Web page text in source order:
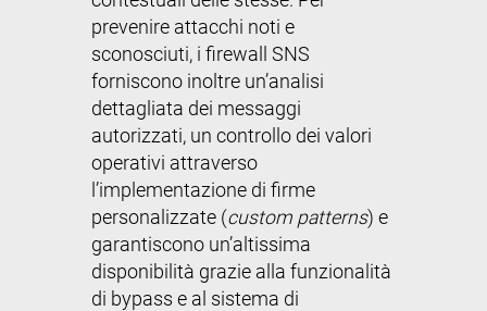
prevenire attacchi noti e
sconosciuti, i firewall SNS
forniscono inoltre un’analisi
dettagliata dei messaggi
autorizzati, un controllo dei valori
operativi attraverso
l’implementazione di firme
personalizzate (custom patterns) e
garantiscono un’altissima
disponibilità grazie alla funzionalità
di bypass e al sistema di